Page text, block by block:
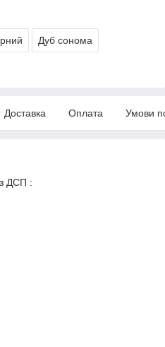
Дуб сонома
Доставка Оплата Умови
з ДСП :